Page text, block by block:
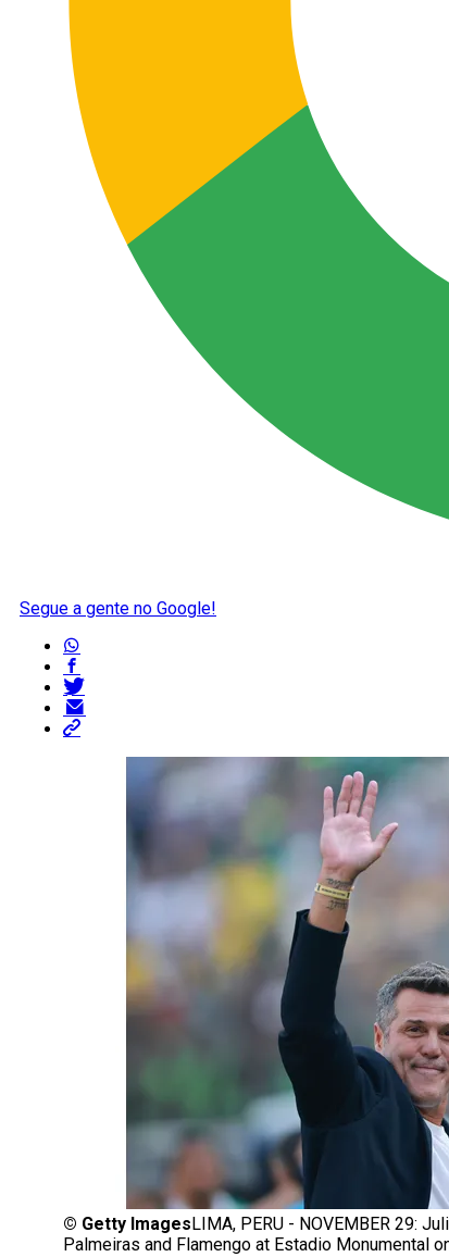
Segue a gente no Google!
© Getty Images LIMA, PERU - NOVEMBER 29:
Palmeiras and Flamengo at Estadio Monumental